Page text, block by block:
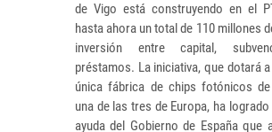
de Vigo está construyendo en el
hasta ahora un total de 110 millones
inversión entre capital,
préstamos. La iniciativa, que dotará
única fábrica de chips fotónicos
una de las tres de Europa, ha logrado
ayuda del Gobierno de España que